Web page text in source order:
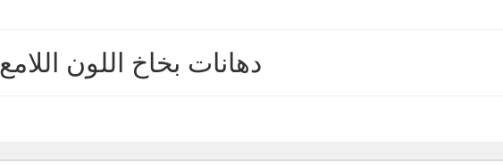
دهانات بخاخ اللون اللامع